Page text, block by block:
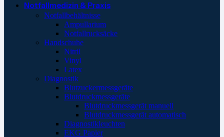
Notfallmedizin & Praxis
Notfallbehältnisse
Ampullarium
Notfallrucksäcke
Handschuhe
Nitril
Vinyl
Latex
Diagnostik
Blutzuckermessgeräte
Blutdruckmessgeräte
Blutdruckmessgerät manuell
Blutdruckmessgerät automatisch
Diagnostikleuchten
EKG Papier